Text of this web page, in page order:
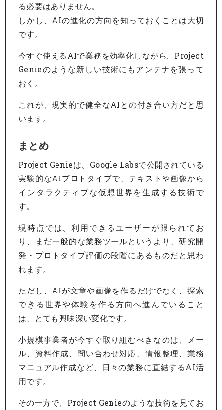
る必要はありません。
しかし、AIの進化の方向を知っておくことは大切
です。
今すぐ使えるAIで業務を効率化しながら、Project
Genieのような新しい技術にもアンテナを張って
おく。
これが、現実的で健全なAIとの付き合い方だと思
います。
まとめ
Project Genieは、Google Labsで公開されている
実験的なAIプロトタイプで、テキストや画像から
インタラクティブな仮想世界を生成する技術で
す。
現時点では、利用できるユーザーが限られてお
り、まだ一般的な業務ツールというより、研究開
発・プロトタイプ評価の段階にあるものだと思わ
れます。
ただし、AIが文章や画像を作るだけでなく、探索
できる世界や体験を作る方向へ進んでいること
は、とても興味深い変化です。
小規模事業者が今すぐ取り組むべきなのは、メー
ル、資料作成、問い合わせ対応、情報整理、業務
マニュアル作成など、日々の業務に直結するAI活
用です。
その一方で、Project Genieのような技術を見てお